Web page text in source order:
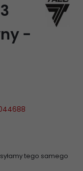
-
tego samego